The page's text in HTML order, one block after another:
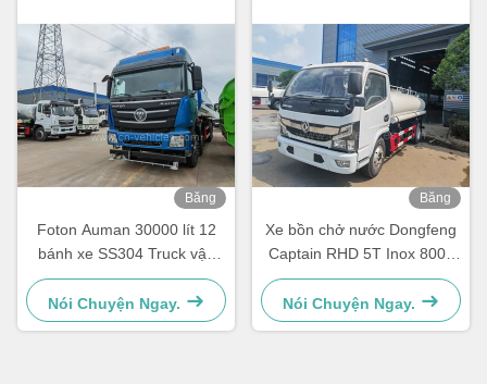
Băng
Foton Auman 30000 lít 12
bánh xe SS304 Truck vận
chuyển nước
Nói Chuyện Ngay.
Băng
Xe bồn chở nước Dongfeng
Captain RHD 5T Inox 8000
Lít Dùng cho Thực phẩm
Nói Chuyện Ngay.